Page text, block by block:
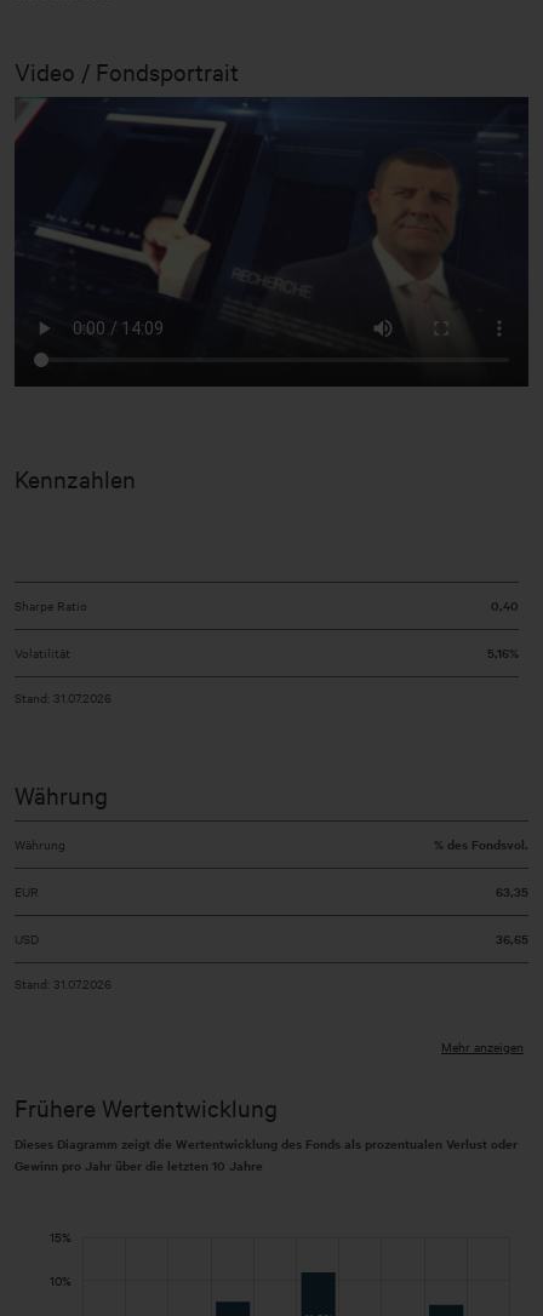
Video / Fondsportrait
Kennzahlen
Sharpe Ratio 0,40
Volatilität 5,16%
Stand: 31.07.2026
Währung
Währung % des Fondsvol.
EUR 63,35
USD 36,65
Stand: 31.07.2026
Mehr anzeigen
Frühere Wertentwicklung
Dieses Diagramm zeigt die Wertentwicklung des Fonds als prozentualen Verlust oder
Gewinn pro Jahr über die letzten 10 Jahre
15%
10%